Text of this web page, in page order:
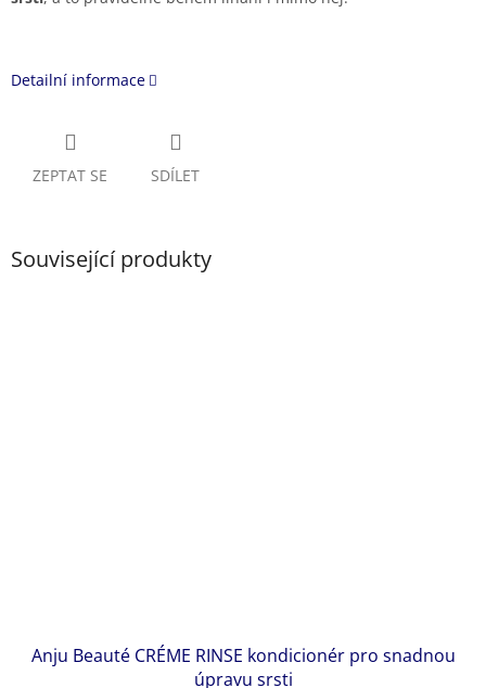
Detailní informace
ZEPTAT SE SDÍLET
Související produkty
Anju Beauté CRÉME RINSE kondicionér pro snadnou
úpravu srsti